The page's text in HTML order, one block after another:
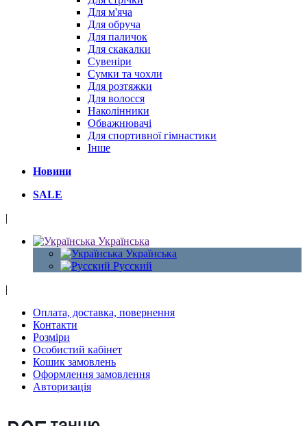
Для м'яча
Для обруча
Для паличок
Для скакалки
Сувеніри
Сумки та чохли
Для розтяжки
Для волосся
Наколінники
Обважнювачі
Для спортивної гімнастики
Інше
Новини
SALE
|
Українська
Українська
Русский
|
Оплата, доставка, повернення
Контакти
Розміри
Особистий кабінет
Кошик замовлень
Оформлення замовлення
Авторизація